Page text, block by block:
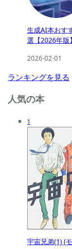
生成AI本おす
選【2026年版】
2026-02-01
ランキングを見る
人気の本
1
宇宙兄弟(1) (